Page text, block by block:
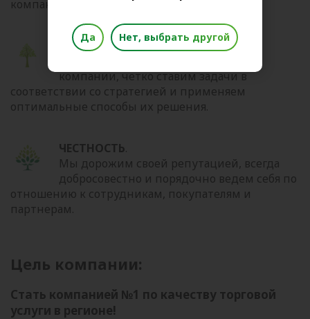
компании.
ЭФФЕКТИВНОСТЬ.
компании, четко ставим задачи в
соответствии со стратегией и применяем
оптимальные способы их решения.
ЧЕСТНОСТЬ.
Мы дорожим своей репутацией, всегда
добросовестно и порядочно ведем себя по
отношению к сотрудникам, покупателям и
партнерам.
Цель компании:
Стать компанией №1 по качеству торговой
услуги в регионе!
Да Нет, выбрать другой